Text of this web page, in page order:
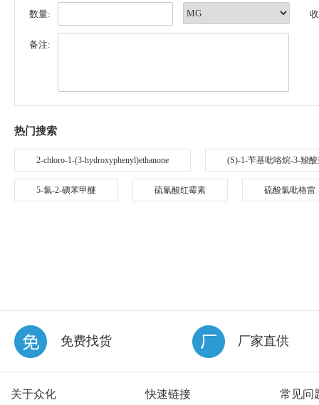
数量:
备注:
热门搜索
2-chloro-1-(3-hydroxyphenyl)ethanone (S)-1-苄基吡咯烷-3-羧
5-氯-2-碘苯甲醚 硫氰酸红霉素 硫酸氯吡格雷
免费找货 厂家直供
关于众化 快速链接 常见问